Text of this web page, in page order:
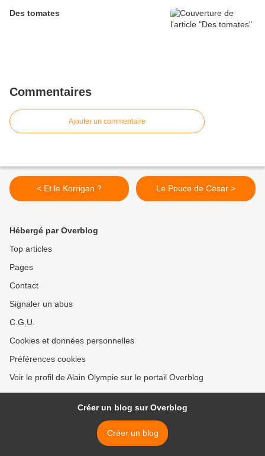
Des tomates
Commentaires
Ajouter un commentaire
< Et le Korrigan ? Le Pouce de César >
Hébergé par Overblog
Top articles
Pages
Contact
Signaler un abus
C.G.U.
Cookies et données personnelles
Préférences cookies
Voir le profil de Alain Olympie sur le portail Overblog
Créer un blog sur Overblog
Créer un blog